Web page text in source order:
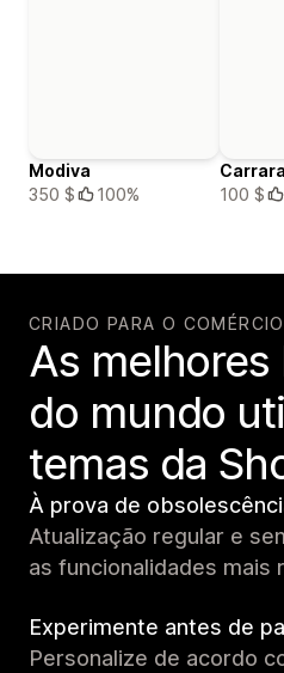
Modiva
350 $
100%
Carrara
100 $
CRIADO PARA O COMÉRCIO
As
do mundo
temas da
À prova de
Atualização regular e
as funcionalidades mais
Experimente antes de
Personalize de acordo